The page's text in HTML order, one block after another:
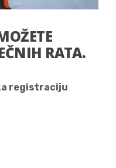
RATA.
registraciju